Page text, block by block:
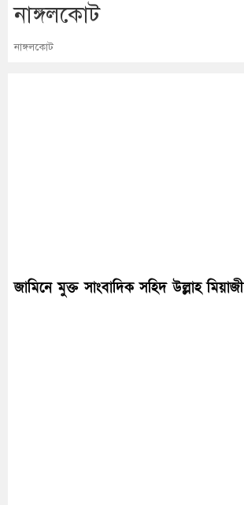
নাঙ্গলকোট
নাঙ্গলকোট
জামিনে মুক্ত সাংবাদিক সহিদ উল্লাহ মিয়াজী